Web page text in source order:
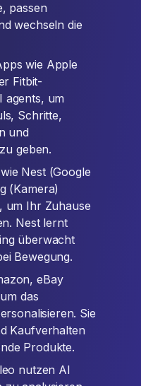
passen
wechseln die
wie Apple
Fitbit-
agents, um
Schritte,
und
geben.
Nest (Google
(Kamera)
um Ihr Zuhause
Nest lernt
überwacht
Bewegung.
eBay
das
Sie
Kaufverhalten
Produkte.
nutzen AI